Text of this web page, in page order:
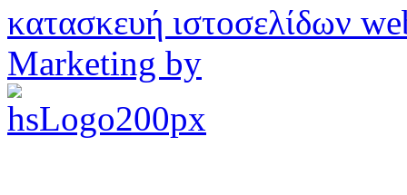
κατασκευή ιστοσελίδων
Marketing by